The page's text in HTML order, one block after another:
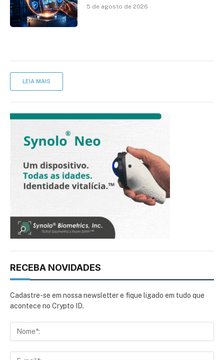
brasileiro
5 de agosto de 2026
LEIA MAIS
RECEBA NOVIDADES
Cadastre-se em nossa newsletter e fique ligado em tudo que
acontece no Crypto ID.